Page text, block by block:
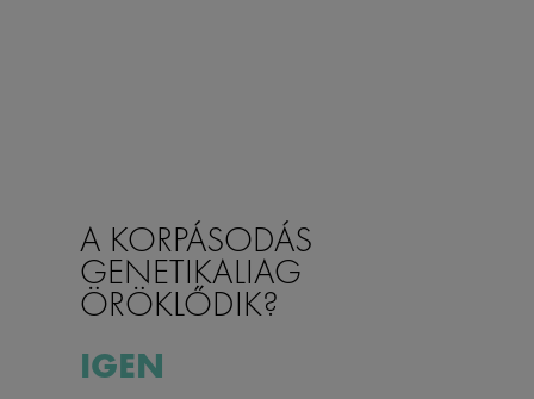
A KORPÁSODÁS
GENETIKALIAG
ÖRÖKLŐDIK?
IGEN